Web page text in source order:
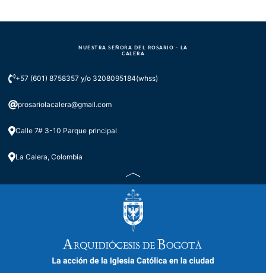
NUESTRA SEÑORA DEL ROSARIO - LA
CALERA
+57 (601) 8758357 y/o 3208095184(whss)
prosariolacalera@gmail.com
Calle 7# 3-10 Parque principal
La Calera, Colombia